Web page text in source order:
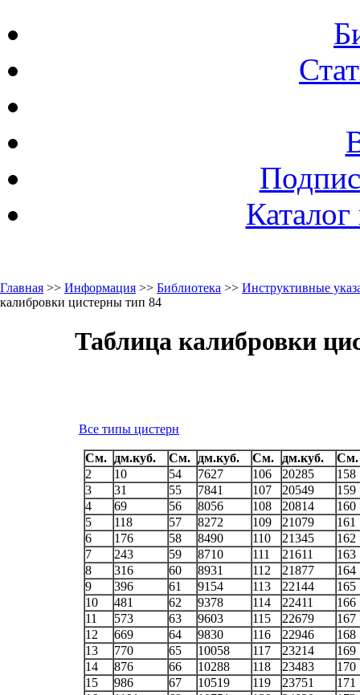
Главная >> Информация >> Библиотека >> Инструктивные
калибровки цистерны тип 84
Таблица калибровки
Все типы цистерн
См. дм.куб. См. дм.куб. См. дм.куб.
См.
2
10 54 7627 106 20285
158
3
31 55 7841 107 20549
159
4
69 56 8056 108 20814
160
5
118 57 8272 109 21079
161
6
176 58 8490 110 21345
162
7
243 59 8710 111 21611
163
8
316 60 8931 112 21877
164
9
396 61 9154 113 22144
165
10
481 62 9378 114 22411
166
11
573 63 9603 115 22679
167
12
669 64 9830 116 22946
168
13
770 65 10058 117 23214
169
14
876 66 10288 118 23483
170
15
986 67 10519 119 23751
171